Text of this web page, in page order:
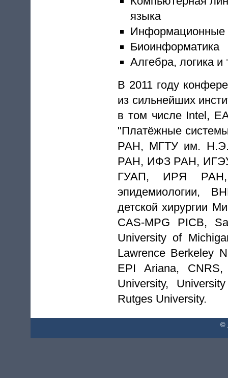
языка
Информационные
Биоинформатика
Алгебра, логика и
В 2011 году
из сильнейших
в том числе Intel,
"Платёжные
РАН, МГТУ им.
РАН, ИФЗ РАН,
ГУАП, ИРЯ РАН,
эпидемиологии,
детской хирургии
CAS-MPG PICB,
University of
Lawrence Berkeley
EPI Ariana,
University,
Rutges University.
©